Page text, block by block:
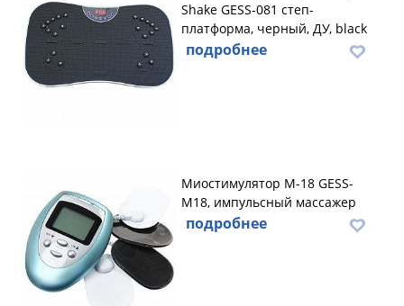
Shake GESS-081 степ-
платформа, черный, ДУ, black
подробнее
Миостимулятор М-18 GESS-
M18, импульсный массажер
подробнее